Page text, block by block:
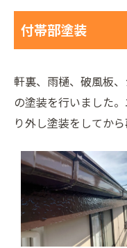
付帯部塗装
軒裏、雨樋、破風板
の塗装を行いました
り外し塗装をしてから